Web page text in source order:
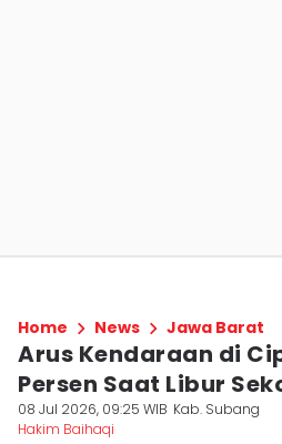
Home News Jawa Barat
Arus Kendaraan di
Persen Saat Libur
08 Jul 2026, 09:25 WIB Kab. Subang
Hakim Baihaqi